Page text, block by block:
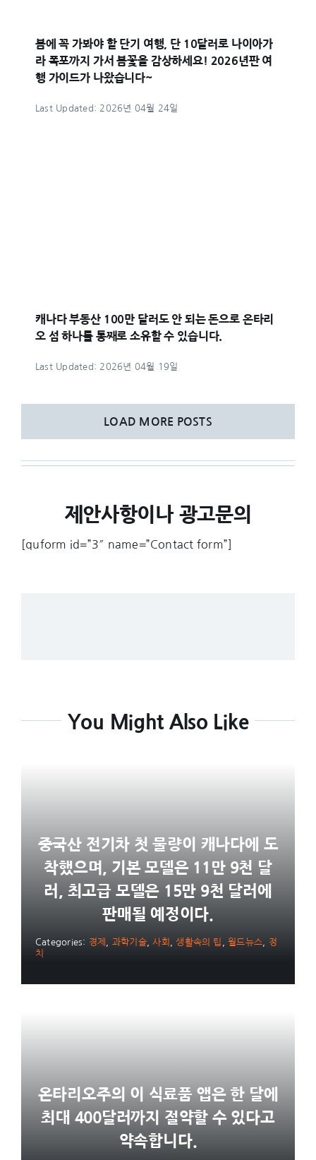
봄에 꼭 가봐야 할 단기 여행, 단 10달러로 나이아가
라 폭포까지 가서 봄꽃을 감상하세요! 2026년판 여
행 가이드가 나왔습니다~
Last Updated: 2026년 04월 24일
캐나다 부동산 100만 달러도 안 되는 돈으로 온타리
오 섬 하나를 통째로 소유할 수 있습니다.
Last Updated: 2026년 04월 19일
LOAD MORE POSTS
제안사항이나 광고문의
[quform id=”3″ name=”Contact form”]
You Might Also Like
중국산 전기차 첫 물량이 캐나다에 도
착했으며, 기본 모델은 11만 9천 달
러, 최고급 모델은 15만 9천 달러에
판매될 예정이다.
Categories: 경제 과학기술,사회 ,생활속의 팁 ,월드뉴스
정
치
온타리오주의 이 식료품 앱은 한 달에
최대 400달러까지 절약할 수 있다고
약속합니다.